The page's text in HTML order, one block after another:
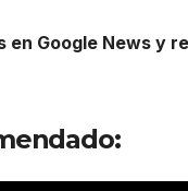
en Google News y